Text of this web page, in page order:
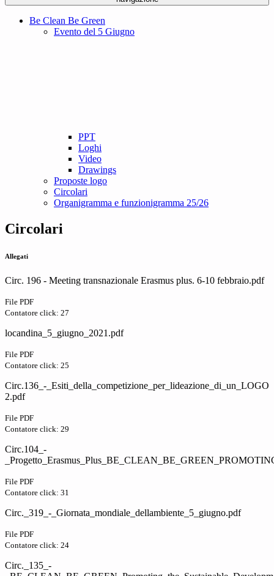
Be Clean Be Green
Evento del 5 Giugno
PPT
Loghi
Video
Drawings
Proposte logo
Circolari
Organigramma e funzionigramma 25/26
Circolari
Allegati
Circ. 196 - Meeting transnazionale Erasmus plus. 6-10 febbraio.pdf
File PDF
Contatore click: 27
locandina_5_giugno_2021.pdf
File PDF
Contatore click: 25
Circ.136_-_Esiti_della_competizione_per_lideazione_di_un_LOGO
2.pdf
File PDF
Contatore click: 29
Circ.104_-
File PDF
Contatore click: 31
Circ._319_-_Giornata_mondiale_dellambiente_5_giugno.pdf
File PDF
Contatore click: 24
Circ._135_-